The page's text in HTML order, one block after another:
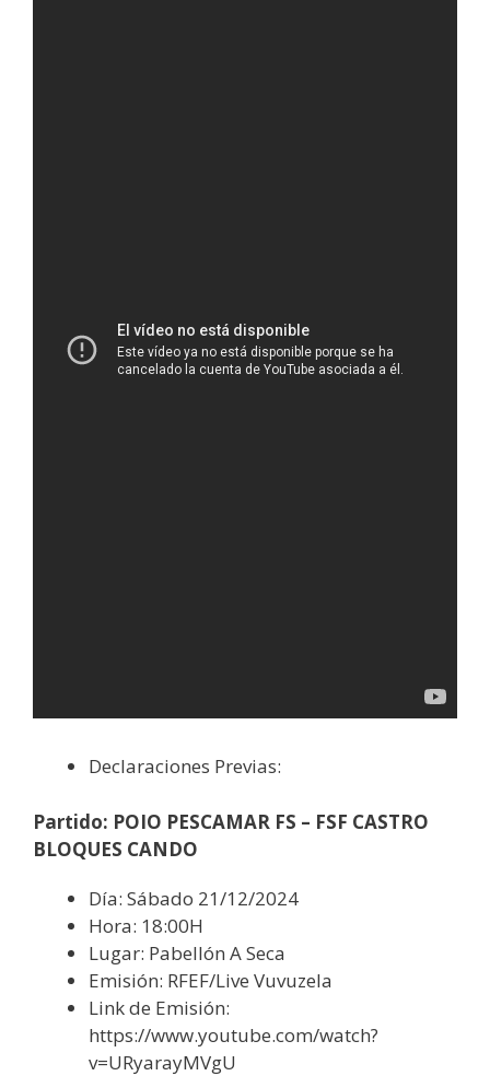
Declaraciones Previas:
Partido: POIO PESCAMAR FS – FSF CASTRO
BLOQUES CANDO
Día: Sábado 21/12/2024
Hora: 18:00H
Lugar: Pabellón A Seca
Emisión: RFEF/Live Vuvuzela
Link de Emisión:
https://www.youtube.com/watch?
v=URyarayMVgU